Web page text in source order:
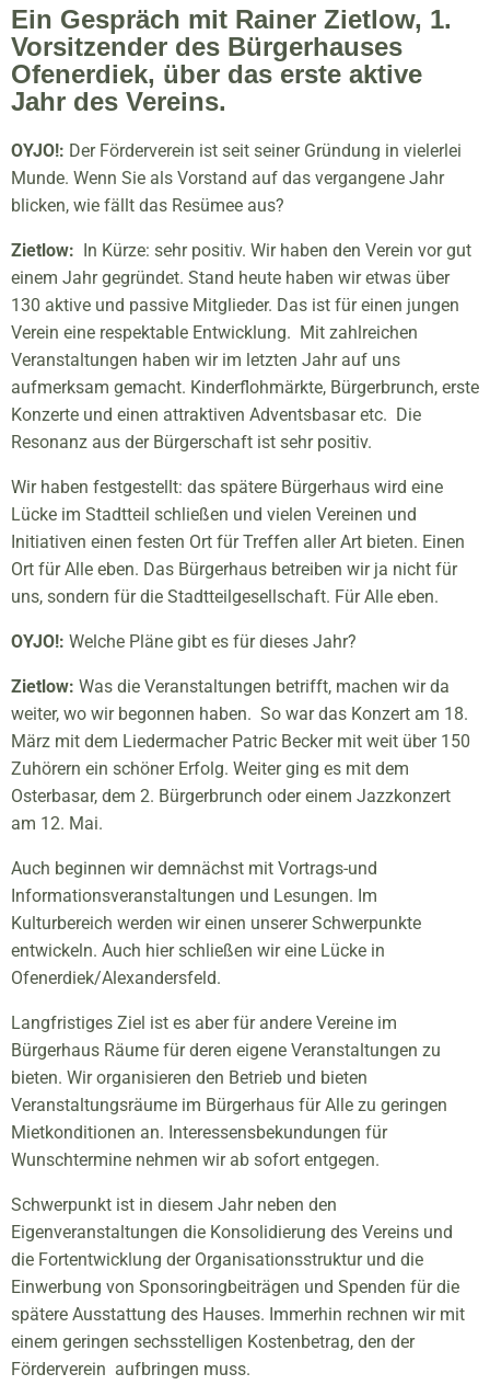
Ein Gespräch mit Rainer Zietlow, 1.
Vorsitzender des Bürgerhauses
Ofenerdiek, über das erste aktive
Jahr des Vereins.
OYJO!: Der Förderverein ist seit seiner Gründung in vielerlei
Munde. Wenn Sie als Vorstand auf das vergangene Jahr
blicken, wie fällt das Resümee aus?
Zietlow: In Kürze: sehr positiv. Wir haben den Verein vor gut
einem Jahr gegründet. Stand heute haben wir etwas über
130 aktive und passive Mitglieder. Das ist für einen jungen
Verein eine respektable Entwicklung. Mit zahlreichen
Veranstaltungen haben wir im letzten Jahr auf uns
aufmerksam gemacht. Kinderflohmärkte, Bürgerbrunch, erste
Konzerte und einen attraktiven Adventsbasar etc. Die
Resonanz aus der Bürgerschaft ist sehr positiv.
Wir haben festgestellt: das spätere Bürgerhaus wird eine
Lücke im Stadtteil schließen und vielen Vereinen und
Initiativen einen festen Ort für Treffen aller Art bieten. Einen
Ort für Alle eben. Das Bürgerhaus betreiben wir ja nicht für
uns, sondern für die Stadtteilgesellschaft. Für Alle eben.
OYJO!: Welche Pläne gibt es für dieses Jahr?
Zietlow: Was die Veranstaltungen betrifft, machen wir da
weiter, wo wir begonnen haben. So war das Konzert am 18.
März mit dem Liedermacher Patric Becker mit weit über 150
Zuhörern ein schöner Erfolg. Weiter ging es mit dem
Osterbasar, dem 2. Bürgerbrunch oder einem Jazzkonzert
am 12. Mai.
Auch beginnen wir demnächst mit Vortrags-und
Informationsveranstaltungen und Lesungen. Im
Kulturbereich werden wir einen unserer Schwerpunkte
entwickeln. Auch hier schließen wir eine Lücke in
Ofenerdiek/Alexandersfeld.
Langfristiges Ziel ist es aber für andere Vereine im
Bürgerhaus Räume für deren eigene Veranstaltungen zu
bieten. Wir organisieren den Betrieb und bieten
Veranstaltungsräume im Bürgerhaus für Alle zu geringen
Mietkonditionen an. Interessensbekundungen für
Wunschtermine nehmen wir ab sofort entgegen.
Schwerpunkt ist in diesem Jahr neben den
Eigenveranstaltungen die Konsolidierung des Vereins und
die Fortentwicklung der Organisationsstruktur und die
Einwerbung von Sponsoringbeiträgen und Spenden für die
spätere Ausstattung des Hauses. Immerhin rechnen wir mit
einem geringen sechsstelligen Kostenbetrag, den der
Förderverein aufbringen muss.